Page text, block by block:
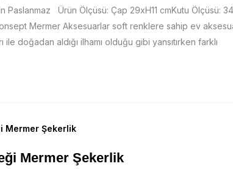
Paslanmaz Ürün Ölçüsü: Çap 29xH11 cmKutu Ölçüsü:
Mermer Aksesuarlar soft renklere sahip ev
ile doğadan aldığı ilhamı olduğu gibi yansıtırken farklı
Mermer Şekerlik